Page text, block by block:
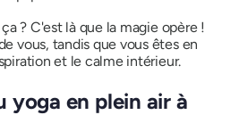
? C'est là que la magie opère !
vous, tandis que vous êtes en
et le calme intérieur.
yoga en plein air à